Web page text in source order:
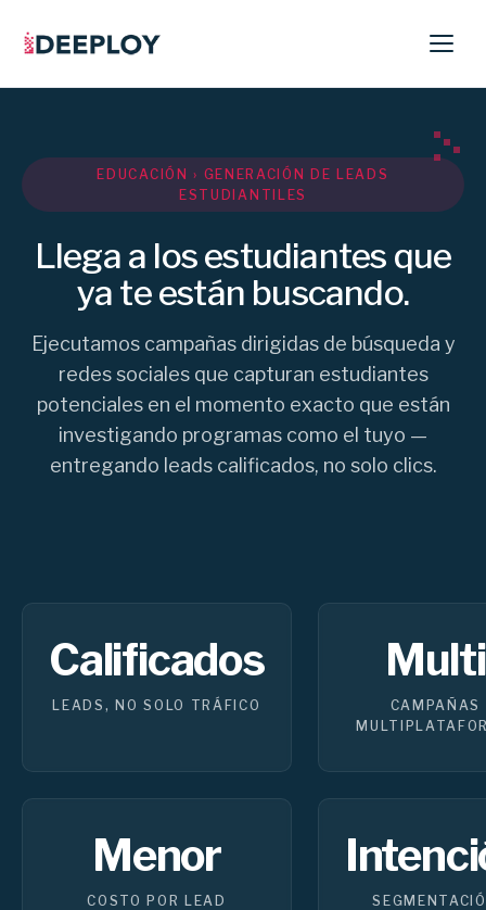
EDUCACIÓN › GENERACIÓN DE LEADS
ESTUDIANTILES
Llega a los estudiantes que
ya te están buscando.
Ejecutamos campañas dirigidas de búsqueda y
redes sociales que capturan estudiantes
potenciales en el momento exacto que están
investigando programas como el tuyo —
entregando leads calificados, no solo clics.
Calificados
LEADS, NO SOLO TRÁFICO
Multi
CAMPAÑAS
Menor
COSTO POR LEAD